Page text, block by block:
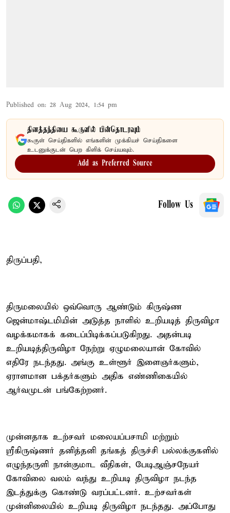
Published on: 28 Aug 2024, 1:54 pm
தினத்தந்தியை கூகுளில் பின்தொடரவும்
கூகுள் செய்திகளில் எங்களின் முக்கியச் செய்திகளை
உடனுக்குடன் பெற கிளிக் செய்யவும்.
Add as Preferred Source
Follow Us
திருப்பதி,
திருமலையில் ஒவ்வொரு ஆண்டும் கிருஷ்ண
ஜென்மாஷ்டமியின் அடுத்த நாளில் உறியடித் திருவிழா
வழக்கமாகக் கடைப்பிடிக்கப்படுகிறது. அதன்படி
உறியடித்திருவிழா நேற்று ஏழுமலையான் கோவில்
எதிரே நடந்தது. அங்கு உள்ளூர் இளைஞர்களும்,
ஏராளமான பக்தர்களும் அதிக எண்ணிகையில்
ஆர்வமுடன் பங்கேற்றனர்.
முன்னதாக உற்சவர் மலையப்பசாமி மற்றும்
ஸ்ரீகிருஷ்ணர் தனித்தனி தங்கத் திருச்சி பல்லக்குகளில்
எழுந்தருளி நான்குமாட வீதிகள், பேடிஆஞ்சநேயர்
கோவிலை வலம் வந்து உறியடி திருவிழா நடந்த
இடத்துக்கு கொண்டு வரப்பட்டனர். உற்சவர்கள்
முன்னிலையில் உறியடி திருவிழா நடந்தது. அப்போது